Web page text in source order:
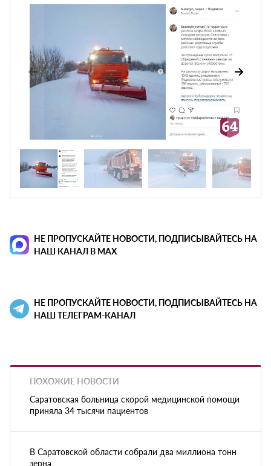
НЕ ПРОПУСКАЙТЕ НОВОСТИ, ПОДПИСЫВАЙТЕСЬ НА
НАШ КАНАЛ В MAX
НЕ ПРОПУСКАЙТЕ НОВОСТИ, ПОДПИСЫВАЙТЕСЬ НА
НАШ ТЕЛЕГРАМ-КАНАЛ
ПОХОЖИЕ НОВОСТИ
Саратовская больница скорой медицинской помощи
приняла 34 тысячи пациентов
В Саратовской области собрали два миллиона тонн
зерна